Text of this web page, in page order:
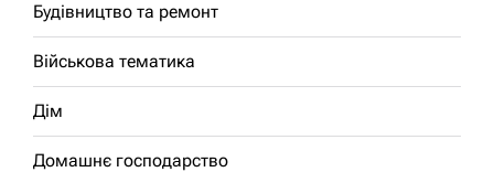
Будівництво та ремонт
Військова тематика
Дім
Домашнє господарство